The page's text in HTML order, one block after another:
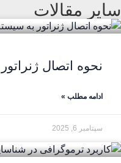
سایر مقالات
نحوه اتصال
ادامه مطلب »
سپتامبر 6, 2025